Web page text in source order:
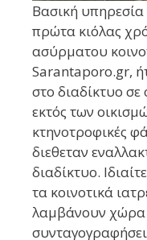
Βασική υπηρεσία
πρώτα κιόλας
ασύρματου
Sarantaporo.gr,
στο διαδίκτυο σε
εκτός των
κτηνοτροφικές
διεθεταν
διαδίκτυο.
τα κοινοτικά
λαμβάνουν χώρα